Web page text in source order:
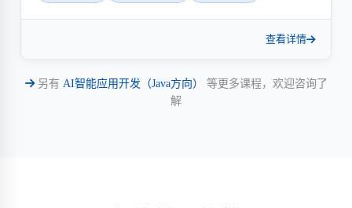
查看详情
另有 AI智能应用开发（Java方向）
等更多课程，欢迎咨询了
解